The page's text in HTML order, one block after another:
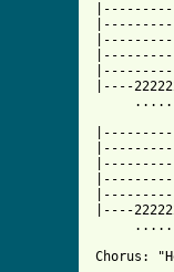
|----
|----
Chorus: